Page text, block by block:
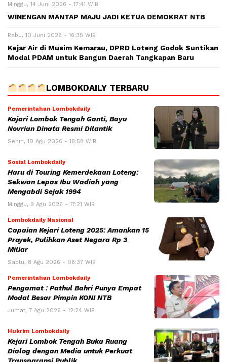
Minggu, 14 Juni 2026 - 17:41 WIB
WINENGAN MANTAP MAJU JADI KETUA DEMOKRAT NTB
Rabu, 10 Juni 2026 - 16:35 WIB
Kejar Air di Musim Kemarau, DPRD Loteng Godok Suntikan
Modal PDAM untuk Bangun Daerah Tangkapan Baru
LOMBOKDAILY TERBARU
Pemerintahan Lombokdaily
Kajari Lombok Tengah Ganti, Bayu
Novrian Dinata Resmi Dilantik
Senin, 10 Agu 2026 - 18:58 WIB
Sosial Lombokdaily
Haru di Touring Kemerdekaan Loteng:
Sekwan Lepas Ibu Wadiah yang
Mengabdi Sejak 1994
Minggu, 9 Agu 2026 - 17:21 WIB
Lombokdaily Nasional
Capaian Kejari Loteng 2025: Amankan 15
Proyek, Pulihkan Aset Negara Rp 3
Miliar
Sabtu, 8 Agu 2026 - 06:37 WIB
Pemerintahan Lombokdaily
Pengamat : Pathul Bahri Punya Empat
Modal Besar Pimpin KONI NTB
Jumat, 7 Agu 2026 - 12:24 WIB
Hukrim Lombokdaily
Kejari Lombok Tengah Buka Ruang
Dialog dengan Media untuk Perkuat